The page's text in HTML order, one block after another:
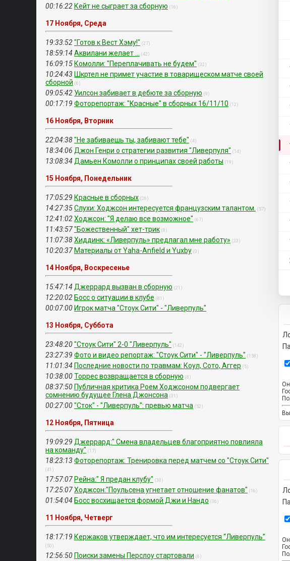
00:16:22 Кейт не сыграет за сборную (16)
17 Ноября, Среда
19:33:52"Готов к Вест Хэму!" (27)
18:59:14 Аквилани желает ... (42)
16:09:15 Комолли: "Переплачивать не будем" (32)
10:24:43 Шкртел не примет участие в товарищеском матче своей
сборной (6)
09:05:42 Уилсон забивает в дебюте за сборную (9)
00:17:19 Фоторепортаж: "Красные" в сборных 16/11/10 (12)
16 Ноября, Вторник
22:04:38"Не забиваешь ты, забивают тебе" (4)
18:34:06 Джон Генри о стратегии развития "Ливерпуля" (14)
13:08:34 Дамьен Комолли о принципах своей работы (19)
15 Ноября, Понедельник
17:05:29 Красные в сборных (26)
14:27:35Слухи: Ходжсон интересуется французским талантом. (57)
12:41:02Ходжсон: "Я делаю все возможное" (67)
11:43:57"Божественный" хет-трик (8)
11:07:38Хиддинк: «Ливерпуль» предлагал мне работу» (23)
10:20:37 Материалы от Yaha-Anfield и Yuxby (0)
14 Ноября, Воскресенье
15:47:14 Джеррард вызван в сборную (21)
12:20:02 Босс о ситуации в клубе (81)
00:07:00 Игрок матча "Стоук Сити" - "Ливерпуль"
13 Ноября, Суббота
23:48:20"Стоук Сити" 2-0 "Ливерпуль" (142)
23:27:39 Фото и видео репортаж: "Стоук Сити" - "Ливерпуль" (158)
11:01:34 Последние новости по травмам: Коул, Сото, Аггер (5)
10:38:00Торрес возвращается в сборную (8)
08:37:50 Публичная критика Роем Ходжсоном подвергает
сомнению будущее Глена Джонсона (31)
00:27:00"Сток" - "Ливерпуль": превью матча (52)
12 Ноября, Пятница
19:09:29 Джеррард:" Смена владельцев благоприятно повлияла
на команду" (17)
18:23:13 Фоторепортаж: Тренировка перед матчем со "Стоук Сити"
(41)
17:57:07 Рейна:" Я предан клубу" (30)
17:25:07Ходжсон:"Поульсена угнетает отношение фанатов" (16)
01:54:04 Босс восхищается формой Джи и Нандо (36)
11 Ноября, Четверг
18:17:19 Кержаков утверждает, что им интересуется “Ливерпуль”
(50)
12:56:50 Поиски замены Перслоу стартовали (6)